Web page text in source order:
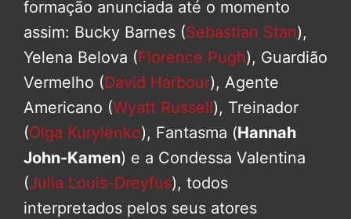
formação anunciada até o momento
assim: Bucky Barnes (Sebastian Stan),
Yelena Belova (Florence Pugh), Guardião
Vermelho (David Harbour), Agente
Americano (Wyatt Russell), Treinador
(Olga Kurylenko), Fantasma (Hannah
John-Kamen) e a Condessa Valentina
(Julia Louis-Dreyfus), todos
interpretados pelos seus atores